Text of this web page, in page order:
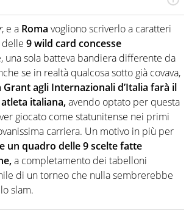
sportivo a tutto campo, è il
Sport. Provate a chiedergli di boxe, di
o di curling: ve ne farà innamorare
, e a Roma vogliono scriverlo a caratteri
delle 9 wild card concesse
una sola batteva bandiera differente da
se in realtà qualcosa sotto già covava,
Grant agli Internazionali d’Italia farà il
italiana,avendo optato per questa
giocato come statunitense nei primi
carriera. Un motivo in più per
un quadro delle 9 scelte fatte
a completamento dei tabelloni
di un torneo che nulla sembrerebbe
slam.